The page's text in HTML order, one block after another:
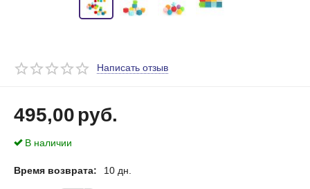
Написать отзыв
495,00руб.
В наличии
Время возврата: 10 дн.